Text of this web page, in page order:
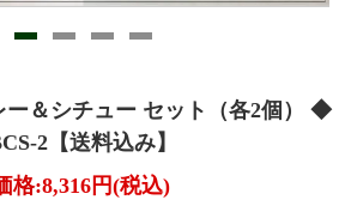
ー＆シチュー セット（各2個） ◆
2【送料込み】
格:8,316円(税込)